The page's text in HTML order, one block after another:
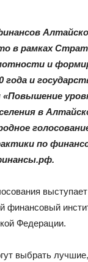
район
в рамках
и
года и
«Повышение
в
по
финансовый
Федерации.
выбрать